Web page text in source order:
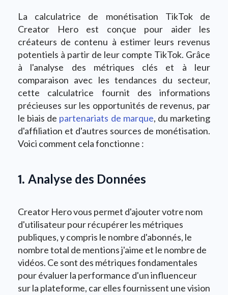
La calculatrice de monétisation TikTok de
Creator Hero est conçue pour aider les
créateurs de contenu à estimer leurs revenus
potentiels à partir de leur compte TikTok. Grâce
à l'analyse des métriques clés et à leur
comparaison avec les tendances du secteur,
cette calculatrice fournit des informations
précieuses sur les opportunités de revenus, par
le biais de partenariats de marque, du marketing
d'affiliation et d'autres sources de monétisation.
Voici comment cela fonctionne :
1. Analyse des Données
Creator Hero vous permet d'ajouter votre nom
d'utilisateur pour récupérer les métriques
publiques, y compris le nombre d'abonnés, le
nombre total de mentions j'aime et le nombre de
vidéos. Ce sont des métriques fondamentales
pour évaluer la performance d'un influenceur
sur la plateforme, car elles fournissent une vision